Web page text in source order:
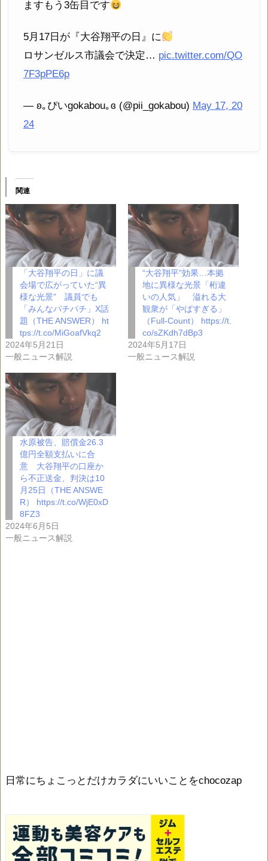
ますもう3缶目です
5月17日が『大谷翔平の日』に
ロサンゼルス市議会で決定… pic.twitter.com/QO
7F3pPE6p
— ʚ｡ぴいgokabou｡ɞ (@pii_gokabou) May 17, 20
24
関連
「大谷翔平の日」に議
会場で広がっていた“異
様な光景” 議員でも
「みんなパチパチ」X話
題（THE ANSWER） ht
tps://t.co/MiGoafVkq2
2024年5月21日
一般ニュース解説
“大谷翔平”効果…本拠
地に異様な光景「桁違
いの人気」 溢れる大
観衆が「やばすぎる」
（Full-Count） https://t.
co/sZKdh7dBp3
2024年5月17日
一般ニュース解説
水原被告、賠償金26.3
億円全額支払いに合
意 大谷翔平の口座か
ら不正送金、判決は10
月25日（THE ANSWE
R） https://t.co/WjE0xD
8FZ3
2024年6月5日
一般ニュース解説
日常にちょこっとだけカラダにいいことをchocozap